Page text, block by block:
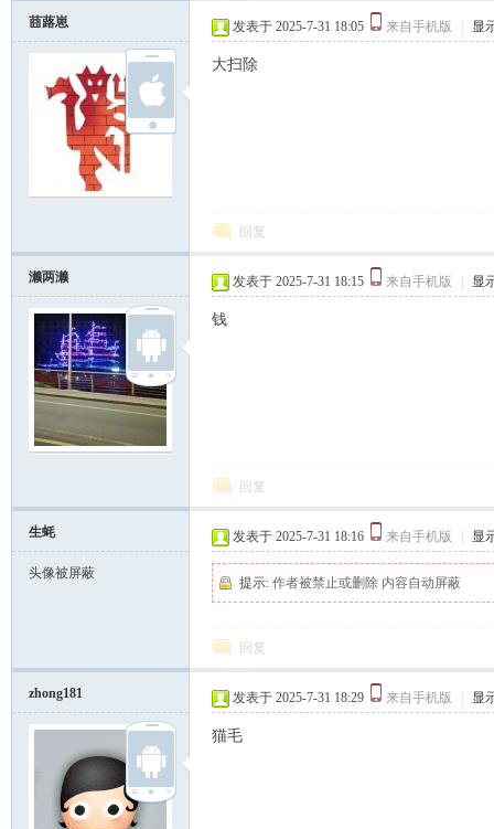
莔蕗崽 发表于 2025-7-31 18:05 来自手机版 显
大扫除
回复
濑两濑 发表于 2025-7-31 18:15 来自手机版 显
钱
回复
生蚝
头像被屏蔽
发表于 2025-7-31 18:16 来自手机版 显
提示: 作者被禁止或删除 内容自动屏蔽
回复
zhong181 发表于 2025-7-31 18:29 来自手机版 显
猫毛